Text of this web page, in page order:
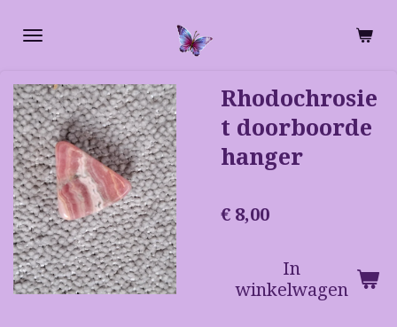
direct
de
hoofdinhoud
Rhodochrosie
t doorboorde
hanger
€ 8,00
In
winkelwagen